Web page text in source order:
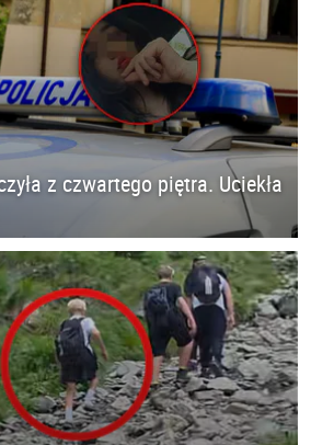
z czwartego piętra. Uciekła